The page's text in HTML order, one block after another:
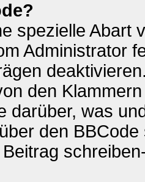
spezielle Abart
Administrator
den
darüber, was
den